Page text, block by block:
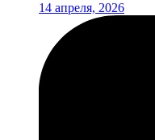
14 апреля, 2026